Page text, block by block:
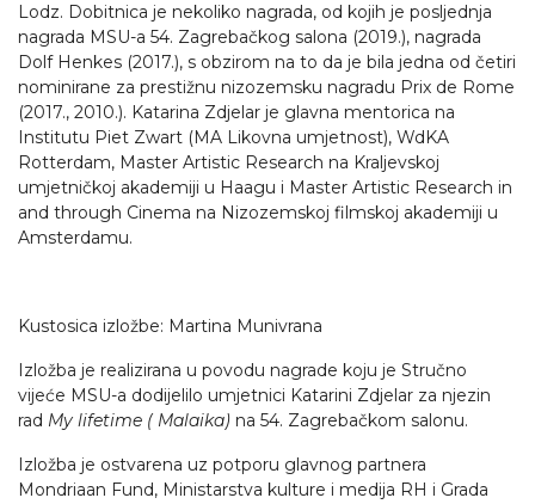
Lodz. Dobitnica je nekoliko nagrada, od kojih je posljednja
nagrada MSU-a 54. Zagrebačkog salona (2019.), nagrada
Dolf Henkes (2017.), s obzirom na to da je bila jedna od četiri
nominirane za prestižnu nizozemsku nagradu Prix de Rome
(2017., 2010.). Katarina Zdjelar je glavna mentorica na
Institutu Piet Zwart (MA Likovna umjetnost), WdKA
Rotterdam, Master Artistic Research na Kraljevskoj
umjetničkoj akademiji u Haagu i Master Artistic Research in
and through Cinema na Nizozemskoj filmskoj akademiji u
Amsterdamu.
Kustosica izložbe: Martina Munivrana
Izložba je realizirana u povodu nagrade koju je Stručno
vijeće MSU-a dodijelilo umjetnici Katarini Zdjelar za njezin
rad My lifetime ( Malaika) na 54. Zagrebačkom salonu.
Izložba je ostvarena uz potporu glavnog partnera
Mondriaan Fund, Ministarstva kulture i medija RH i Grada